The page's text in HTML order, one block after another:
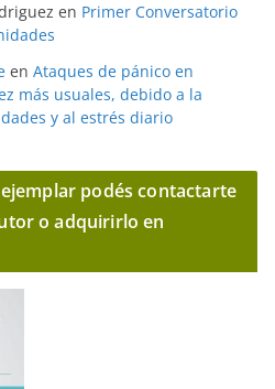
en Primer Conversatorio
en Ataques de pánico en
más usuales, debido a la
y al estrés diario
podés contactarte
o adquirirlo en